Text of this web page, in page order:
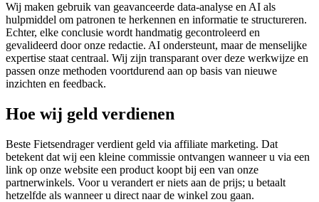
Wij maken gebruik van geavanceerde data-analyse en AI als
hulpmiddel om patronen te herkennen en informatie te structureren.
Echter, elke conclusie wordt handmatig gecontroleerd en
gevalideerd door onze redactie. AI ondersteunt, maar de menselijke
expertise staat centraal. Wij zijn transparant over deze werkwijze en
passen onze methoden voortdurend aan op basis van nieuwe
inzichten en feedback.
Hoe wij geld verdienen
Beste Fietsendrager verdient geld via affiliate marketing. Dat
betekent dat wij een kleine commissie ontvangen wanneer u via een
link op onze website een product koopt bij een van onze
partnerwinkels. Voor u verandert er niets aan de prijs; u betaalt
hetzelfde als wanneer u direct naar de winkel zou gaan.